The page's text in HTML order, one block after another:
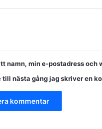
namn, min e-postadress och
till nästa gång jag skriver en